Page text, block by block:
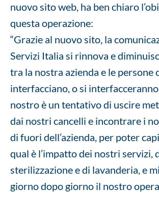
nuovo sito web, ha ben chiaro
questa operazione:
“Grazie al nuovo sito, la
Servizi Italia si rinnova e
tra la nostra azienda e le persone
interfacciano, o si
nostro è un tentativo di uscire
dai nostri cancelli e incontrare i
di fuori dell’azienda, per poter
qual è l’impatto dei nostri servizi,
sterilizzazione e di lavanderia, e
giorno dopo giorno il nostro